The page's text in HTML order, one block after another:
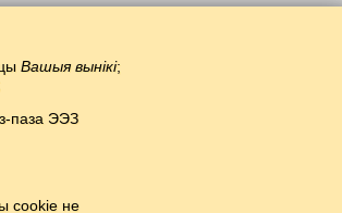
Вашыя вынікі;
паза ЭЭЗ
cookie не